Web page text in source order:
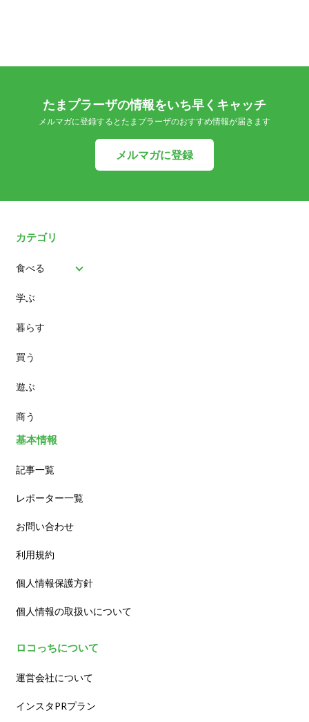
たまプラーザの情報をいち早くキャッチ
メルマガに登録するとたまプラーザのおすすめ情報が届きます
メルマガに登録
カテゴリ
食べる
パン
スイーツ
ランチ
カフェ
学ぶ
暮らす
買う
遊ぶ
商う
基本情報
記事一覧
レポーター一覧
お問い合わせ
利用規約
個人情報保護方針
個人情報の取扱いについて
ロコっちについて
運営会社について
インスタPRプラン